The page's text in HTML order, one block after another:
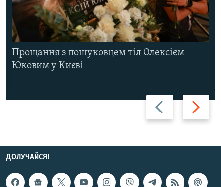
Назад Вперед
Прощання з пошуковцем тіл Олексієм
Юковим у Києві
ДОЛУЧАЙСЯ!